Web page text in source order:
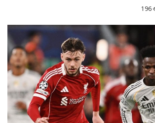
196